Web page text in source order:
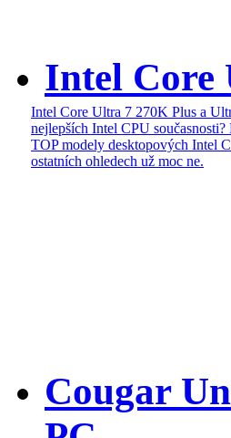
Intel Core
Intel Core Ultra 7 270K Plus a
nejlepších Intel CPU současnosti?
TOP modely desktopových Intel
ostatních ohledech už moc ne.
Cougar